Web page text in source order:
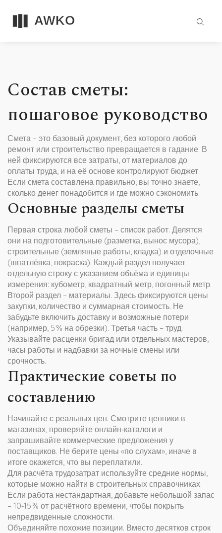
Состав сметы:
пошаговое руководство
Смета – это базовый документ, без которого любой
ремонт или строительство превращается в гадание. В
ней фиксируются все затраты, от материалов до
оплаты труда, и на её основе контролируют бюджет.
Если смета составлена правильно, вы точно знаете,
сколько денег понадобится и где можно сэкономить.
Основные разделы сметы
Первая строка любой сметы – список работ. Делятся
они на подготовительные (разметка, вынос мусора),
строительные (земляные работы, кладка) и отделочные
(шпатлёвка, покраска). Каждый раздел получает
отдельную строку с указанием объёма и единицы
измерения: кубометр, квадратный метр, погонный метр.
Второй раздел – материалы. Здесь фиксируются цены
закупки, количество и суммарная стоимость. Не
забудьте включить доставку и возможные потери
(например, 5 % на обрезки). Третья часть – труд.
Указывайте расценки бригад или отдельных мастеров,
часы работы и надбавки за ночные смены или
срочность.
Практические советы по
составлению
Начинайте с реальных цен. Смотрите ценники в
магазинах, проверяйте онлайн‑каталоги и
запрашивайте коммерческие предложения у
поставщиков. Не берите цены «по слухам», иначе в
итоге окажется, что вы переплатили.
Для расчёта трудозатрат используйте средние нормы,
которые можно найти в строительных справочниках.
Если работа нестандартная, добавьте небольшой запас
– 10‑15 % от расчётного времени, чтобы покрыть
непредвиденные сложности.
Объединяйте похожие позиции. Вместо десятков строк